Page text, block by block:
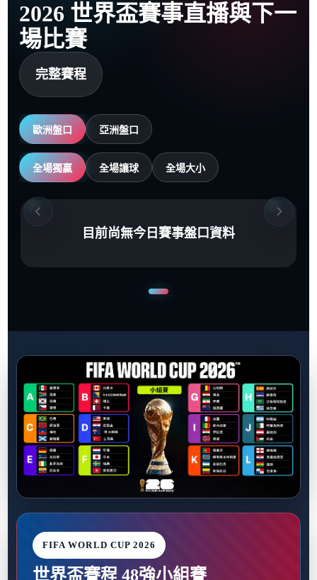
2026 世界盃賽事直播與下一
場比賽
完整賽程
歐洲盤口 亞洲盤口
全場獨贏 全場讓球 全場大小
目前尚無今日賽事盤口資料
FIFA WORLD CUP 2026
世界盃賽程 48強小組賽